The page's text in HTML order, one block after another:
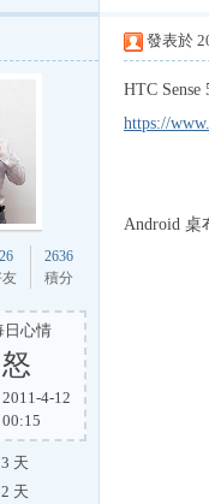
2636
積分
日心情
怒
2011-4-12
00:15
天
天
發表於
HTC
https://
Android 桌